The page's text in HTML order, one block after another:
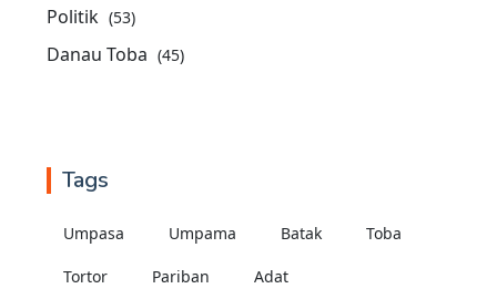
Politik (53)
Danau Toba (45)
Tags
Umpasa Umpama Batak Toba
Tortor Pariban Adat